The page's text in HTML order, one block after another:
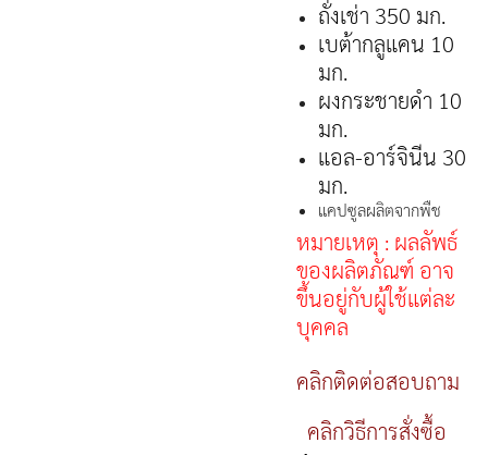
ถั่งเช่า 350 มก.
เบต้ากลูแคน 10
มก.
ผงกระชายดำ 10
มก.
แอล-อาร์จินีน 30
มก.
แคปซูลผลิตจากพืช
หมายเหตุ : ผลลัพธ์
ของผลิตภัณฑ์ อาจ
ขึ้นอยู่กับผู้ใช้แต่ละ
บุคคล
คลิกติดต่อสอบถาม
คลิกวิธีการสั่งซื้อ